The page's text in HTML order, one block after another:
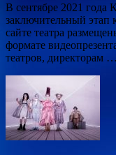
В сентябре 2021
заключительный
сайте театра
формате
театров, директорам …